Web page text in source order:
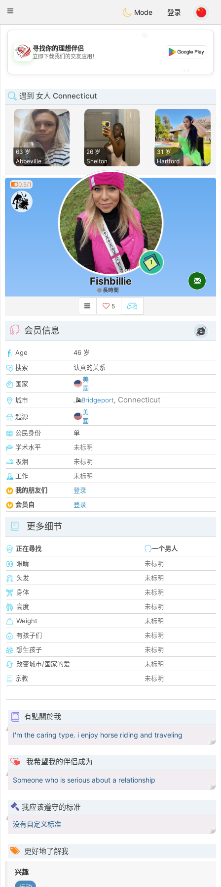
Dating
Toggle
Mode 登录
💖
💕
寻找你的理想伴侣
立即下载我们的交友应用！
遇到 女人 Connecticut
63 岁
Abbeville
26 岁
Shelton
31 岁
Hartford
0.5/1
1
Fishbillie
長時間
5
会员信息
Age
46 岁
搜索
认真的关系
国家
美
國
城市
Bridgeport, Connecticut
起源
美
國
公民身份
单
学术水平
未标明
吸烟
未标明
工作
未标明
我的朋友们
登录
会员自
登录
更多细节
正在尋找
一个男人
眼睛
未标明
头发
未标明
身体
未标明
高度
未标明
Weight
未标明
有孩子们
未标明
想生孩子
未标明
改变城市/国家的爱
未标明
宗教
未标明
有點關於我
I'm the caring type. i enjoy horse riding and traveling
我希望我的伴侣成为
Someone who is serious about a relationship
我应该遵守的标准
没有自定义标准
更好地了解我
兴趣